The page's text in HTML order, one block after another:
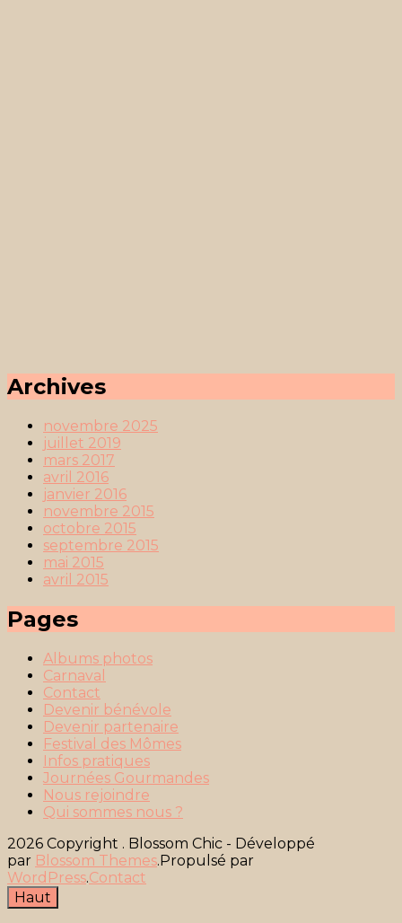
Archives
novembre 2025
juillet 2019
mars 2017
avril 2016
janvier 2016
novembre 2015
octobre 2015
septembre 2015
mai 2015
avril 2015
Pages
Albums photos
Carnaval
Contact
Devenir bénévole
Devenir partenaire
Festival des Mômes
Infos pratiques
Journées Gourmandes
Nous rejoindre
Qui sommes nous ?
2026 Copyright . Blossom Chic - Développé
par Blossom Themes.Propulsé par
WordPress.Contact
Haut